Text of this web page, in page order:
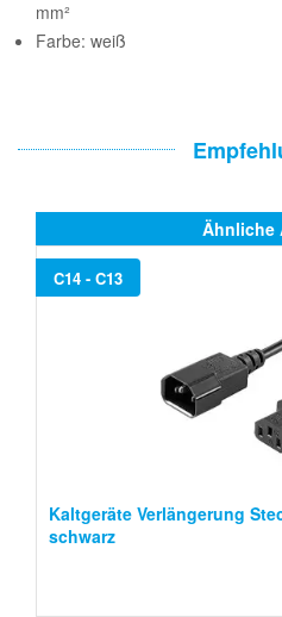
mm²
Farbe: weiß
Ähnliche
C14 - C13
Kaltgeräte Verlängerung
schwarz